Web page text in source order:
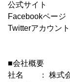
公式サイト
Facebookペー
Twitterアカウント
■会社概要
社名 ： 株式会